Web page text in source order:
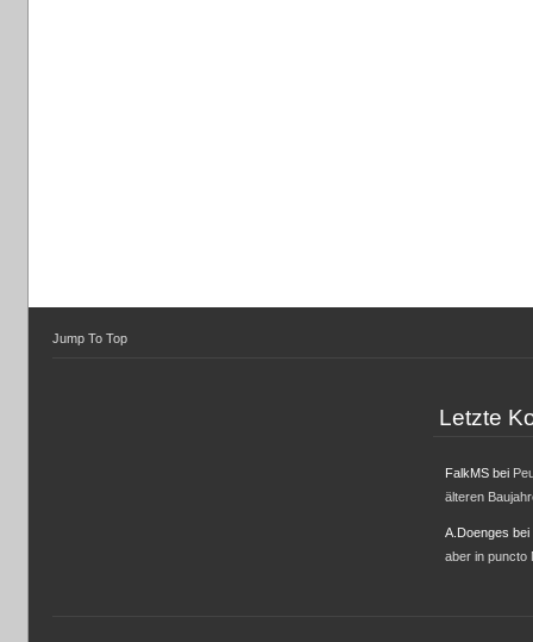
Jump To Top
Letzte
FalkMSbei
älteren
A.Doenges bei
aber in puncto